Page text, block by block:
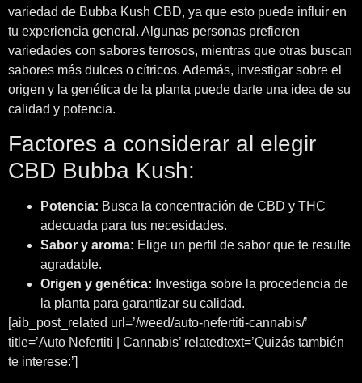
variedad de Bubba Kush CBD, ya que esto puede influir en
tu experiencia general. Algunas personas prefieren
variedades con sabores terrosos, mientras que otras buscan
sabores más dulces o cítricos. Además, investigar sobre el
origen y la genética de la planta puede darte una idea de su
calidad y potencia.
Factores a considerar al elegir
CBD Bubba Kush:
Potencia: Busca la concentración de CBD y THC
adecuada para tus necesidades.
Sabor y aroma: Elige un perfil de sabor que te resulte
agradable.
Origen y genética: Investiga sobre la procedencia de
la planta para garantizar su calidad.
[aib_post_related url=’/weed/auto-nefertiti-cannabis/’
title=’Auto Nefertiti | Cannabis’ relatedtext=’Quizás también
te interese:’]